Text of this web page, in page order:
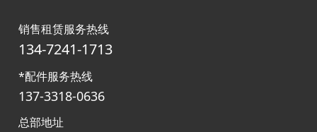
销售租赁服务热线
134-7241-1713
*配件服务热线
137-3318-0636
总部地址